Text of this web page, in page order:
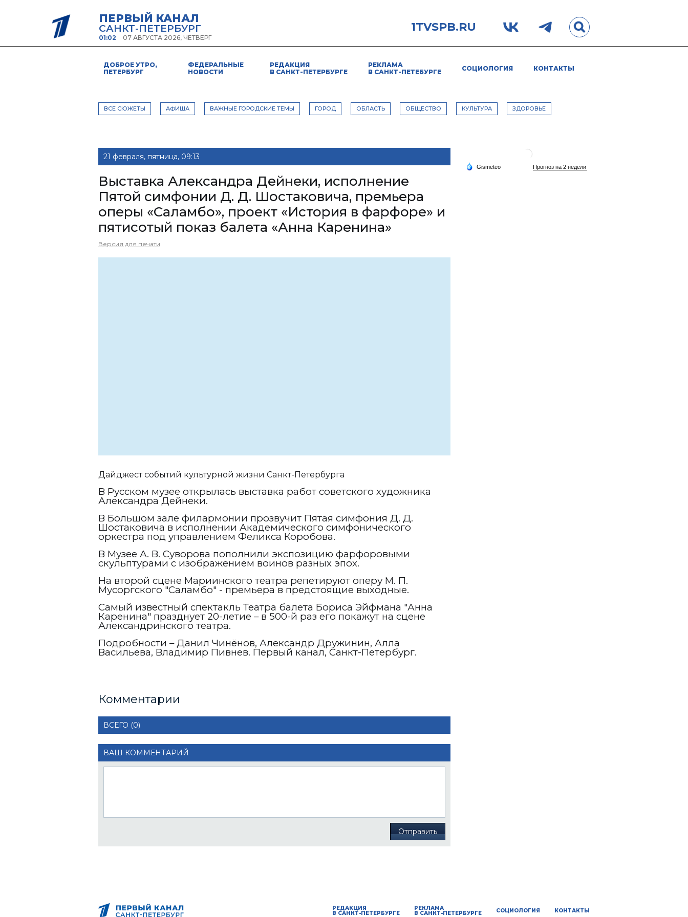
ПЕРВЫЙ КАНАЛ
САНКТ-ПЕТЕРБУРГ
01:02 07 АВГУСТА 2026, ЧЕТВЕРГ
1TVSPB.RU
ДОБРОЕ УТРО,
ПЕТЕРБУРГ
ФЕДЕРАЛЬНЫЕ
НОВОСТИ
РЕДАКЦИЯ
В САНКТ-ПЕТЕРБУРГЕ
РЕКЛАМА
В САНКТ-ПЕТЕБУРГЕ
СОЦИОЛОГИЯ КОНТАКТЫ
ВСЕ СЮЖЕТЫ АФИША ВАЖНЫЕ ГОРОДСКИЕ ТЕМЫ ГОРОД ОБЛАСТЬ ОБЩЕСТВО КУЛЬТУРА ЗДОРОВЬЕ
21 февраля, пятница, 09:13
Выставка Александра Дейнеки, исполнение
Пятой симфонии Д. Д. Шостаковича, премьера
оперы «Саламбо», проект «История в фарфоре» и
пятисотый показ балета «Анна Каренина»
Версия для печати
Дайджест событий культурной жизни Санкт-Петербурга
В Русском музее открылась выставка работ советского художника
Александра Дейнеки.
В Большом зале филармонии прозвучит Пятая симфония Д. Д.
Шостаковича в исполнении Академического симфонического
оркестра под управлением Феликса Коробова.
В Музее А. В. Суворова пополнили экспозицию фарфоровыми
скульптурами с изображением воинов разных эпох.
На второй сцене Мариинского театра репетируют оперу М. П.
Мусоргского "Саламбо" - премьера в предстоящие выходные.
Самый известный спектакль Театра балета Бориса Эйфмана "Анна
Каренина" празднует 20-летие – в 500-й раз его покажут на сцене
Александринского театра.
Подробности – Данил Чинёнов, Александр Дружинин, Алла
Васильева, Владимир Пивнев. Первый канал, Санкт-Петербург.
Комментарии
ВСЕГО (0)
ВАШ КОММЕНТАРИЙ
Отправить
РЕДАКЦИЯ
В САНКТ-ПЕТЕРБУРГЕ
РЕКЛАМА
В САНКТ-ПЕТЕРБУРГЕ СОЦИОЛОГИЯ КОНТАКТЫ